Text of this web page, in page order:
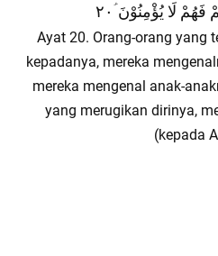
لَا يُؤْمِنُوْنَ ؑ٢٠
Ayat 20. Orang-orang yang
kepadanya, mereka
mereka mengenal anak-
yang merugikan dirinya,
(kepada